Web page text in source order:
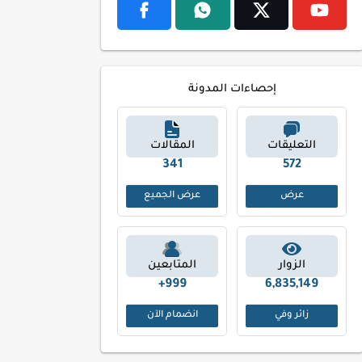
إحصاءات المدونة
التعليقات
692
عرض
المقالات
422
عرض الجميع
الزوار
6,835,149
زائر وفي
المتابعين
999+
انضمام الآن